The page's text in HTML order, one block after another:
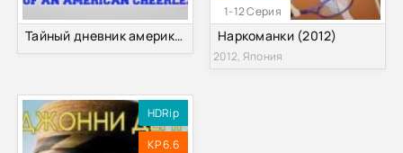
Тайный дневник американского чирлидера 2: Жестокий случай (2013)
1-12 Серия
Наркоманки (2012)
2012, Япония
HDRip
KP 6.6